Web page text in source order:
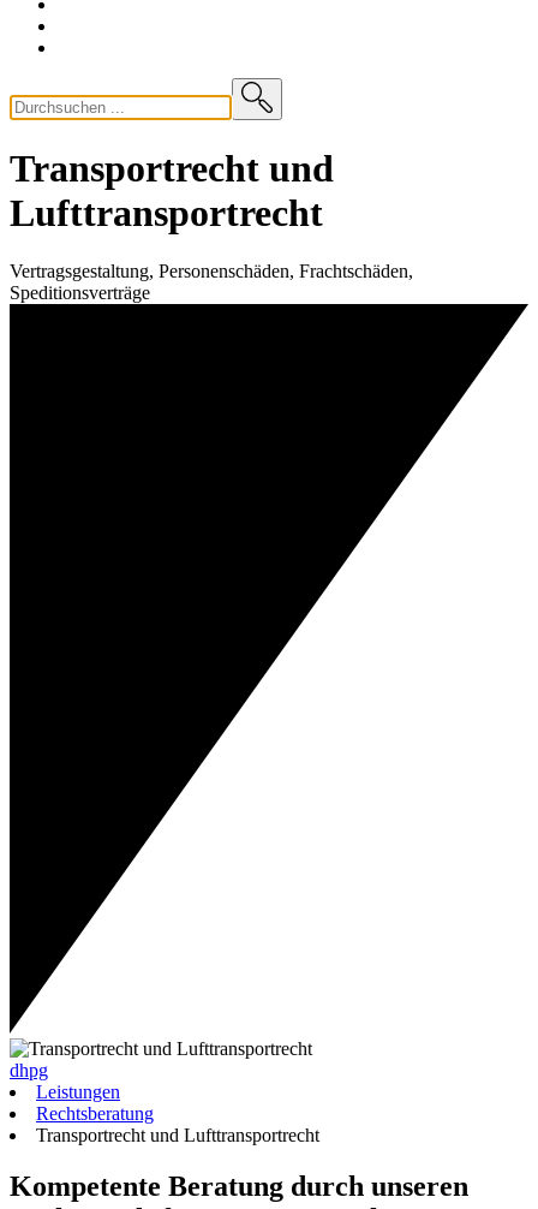
Transportrecht und
Lufttransportrecht
Vertragsgestaltung, Personenschäden, Frachtschäden,
Speditionsverträge
dhpg
Leistungen
Rechtsberatung
Transportrecht und Lufttransportrecht
Kompetente Beratung durch unseren